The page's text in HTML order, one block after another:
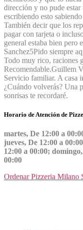
dirección y no pude
escribiendo esto
También decir que los
pagar con tarjeta o
general estaba bien pero
Sanchez5Pido siempre
Todo muy rico, raciones
Recomendable.Guillem
Servicio familiar. A casa
¿Cuándo volverás?
sonrisas te recordaré.
Horario de Atención de
martes, De 12:00 a
jueves, De 12:00 a
12:00 a 00:00;
00:00
Ordenar Pizzeria Milano